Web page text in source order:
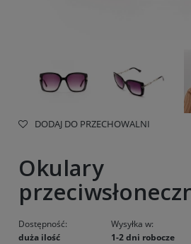
DODAJ DO PRZECHOWALNI
Okulary
Dostępność:
duża ilość
Wysyłka w:
1-2 dni robocze